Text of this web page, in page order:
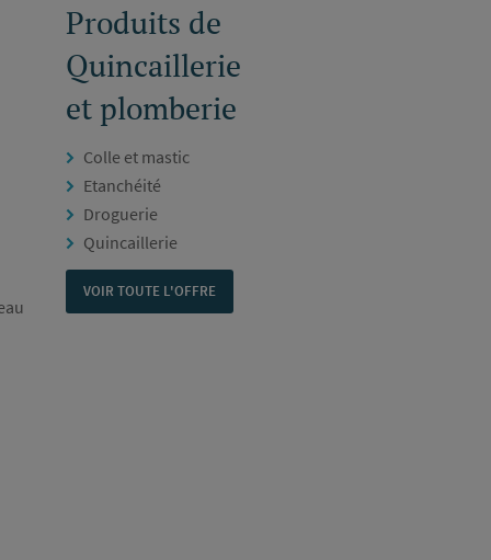
Produits de
Quincaillerie
et plomberie
Colle et mastic
Etanchéité
Droguerie
Quincaillerie
VOIR TOUTE L'OFFRE